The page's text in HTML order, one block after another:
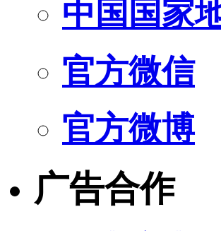
中国国家
官方微信
官方微博
广告合作